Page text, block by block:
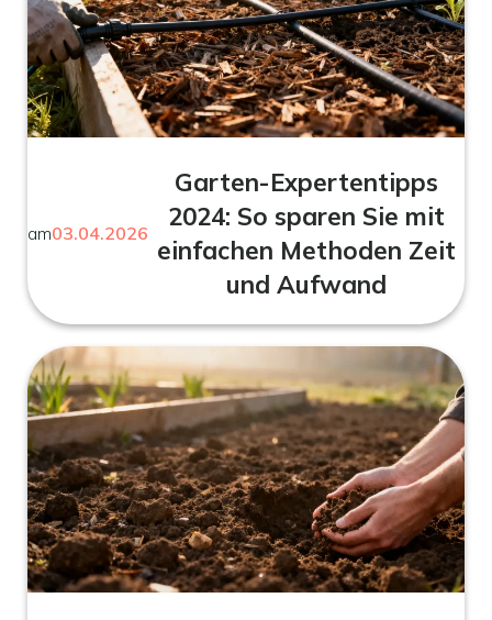
am03.04.2026
Garten-Expertentipps
2024: So sparen Sie mit
einfachen Methoden Zeit
und Aufwand